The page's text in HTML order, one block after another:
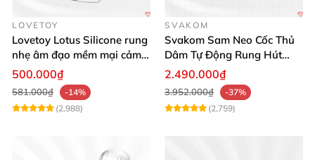
LOVETOY
Lovetoy Lotus Silicone rung
nhẹ âm đạo mềm mại cảm
giác thật
500.000₫
581.000₫
-14%
(2,988)
SVAKOM
Svakom Sam Neo Cốc Thủ
Dâm Tự Động Rung Hút
App Điều Khiển Xa
2.490.000₫
3.952.000₫
-37%
(2,759)